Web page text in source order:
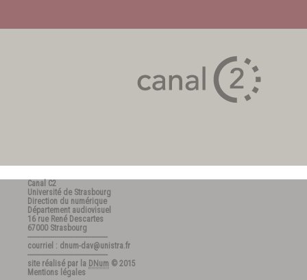
Canal C2
Université de Strasbourg
Direction du numérique
Département audiovisuel
16 rue René Descartes
67000 Strasbourg
---------------------------------------
courriel : dnum-dav@unistra.fr
---------------------------------------
site réalisé par la DNum © 2015
Mentions légales